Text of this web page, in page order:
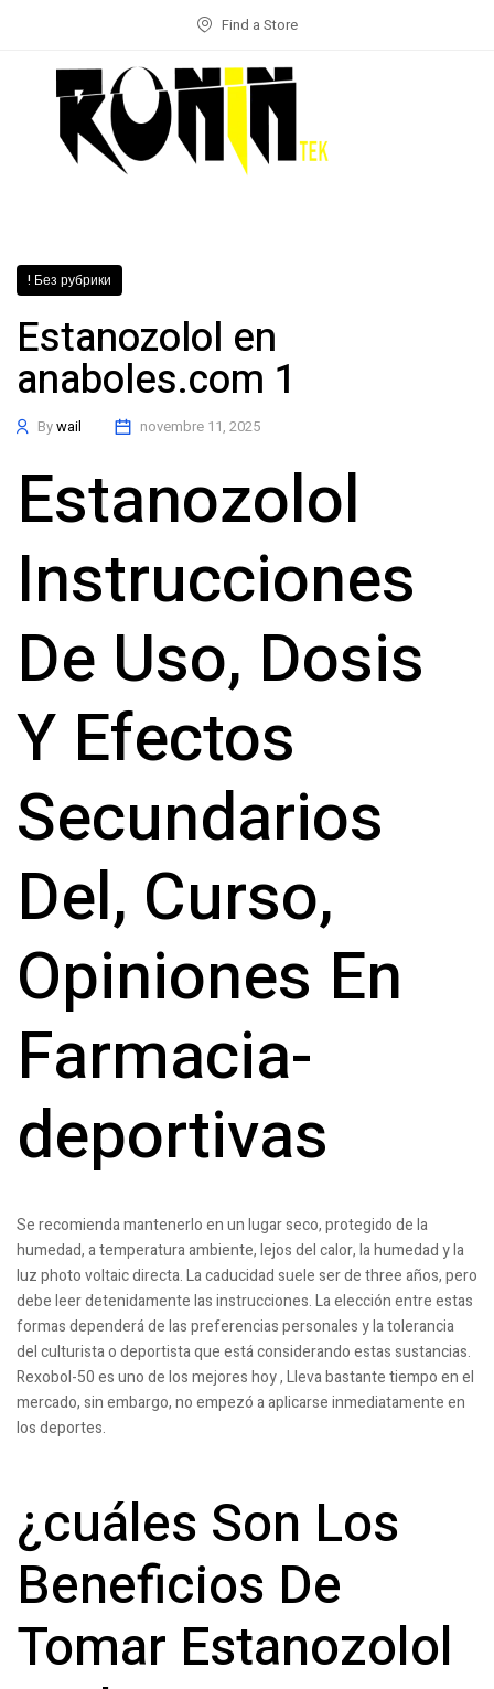
Find a Store
! Без рубрики
Estanozolol en
anaboles.com 1
Bywail novembre 11, 2025
Estanozolol
Instrucciones
De Uso, Dosis
Y Efectos
Secundarios
Del, Curso,
Opiniones En
Farmacia-
deportivas
Se recomienda mantenerlo en un lugar seco, protegido de la
humedad, a temperatura ambiente, lejos del calor, la humedad y la
luz photo voltaic directa. La caducidad suele ser de three años, pero
debe leer detenidamente las instrucciones. La elección entre estas
formas dependerá de las preferencias personales y la tolerancia
del culturista o deportista que está considerando estas sustancias.
Rexobol-50 es uno de los mejores hoy , Lleva bastante tiempo en el
mercado, sin embargo, no empezó a aplicarse inmediatamente en
los deportes.
¿cuáles Son Los
Beneficios De
Tomar Estanozolol